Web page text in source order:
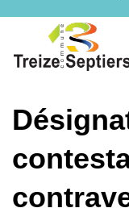
contenu
pied